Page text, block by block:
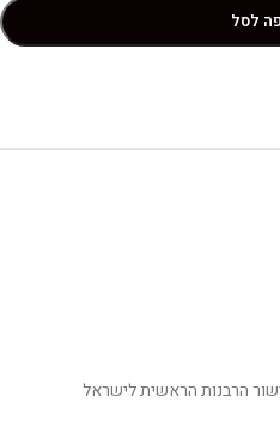
לסל
הרבנות הראשית לישראל